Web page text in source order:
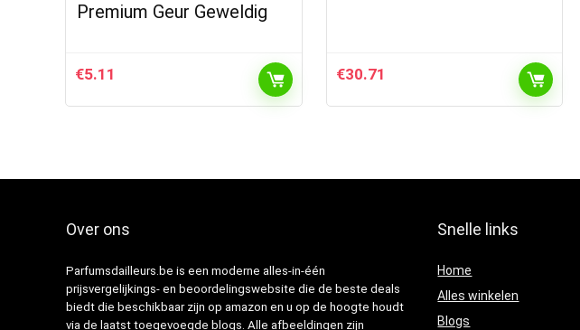
Premium Geur Geweldig
€5.11 €30.71
Over ons
Parfumsdailleurs.be is een moderne alles-in-één
prijsvergelijkings- en beoordelingswebsite die de beste deals
biedt die beschikbaar zijn op amazon en u op de hoogte houdt
via de laatst toegevoegde blogs. Alle afbeeldingen zijn
Snelle links
Home
Alles winkelen
Blogs